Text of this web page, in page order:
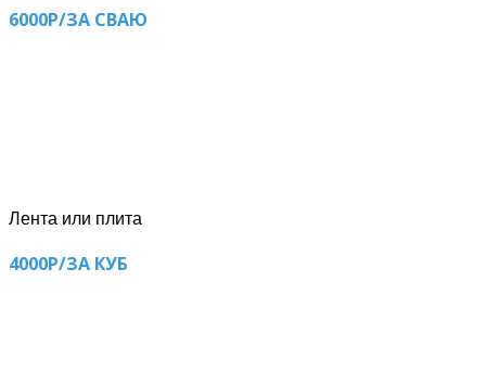
6000Р/ЗА СВАЮ
Лента или плита
4000Р/ЗА КУБ